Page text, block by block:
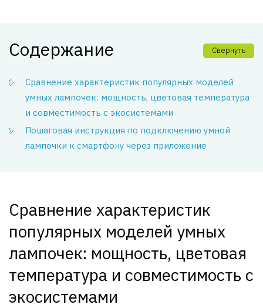
Содержание Свернуть
Сравнение характеристик популярных моделей
умных лампочек: мощность, цветовая температура
и совместимость с экосистемами
Пошаговая инструкция по подключению умной
лампочки к смартфону через приложение
Сравнение характеристик
популярных моделей умных
лампочек: мощность, цветовая
температура и совместимость с
экосистемами